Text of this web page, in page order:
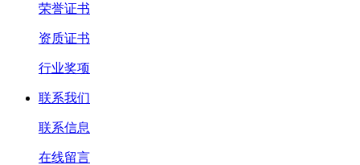
荣誉证书
资质证书
行业奖项
联系我们
联系信息
在线留言